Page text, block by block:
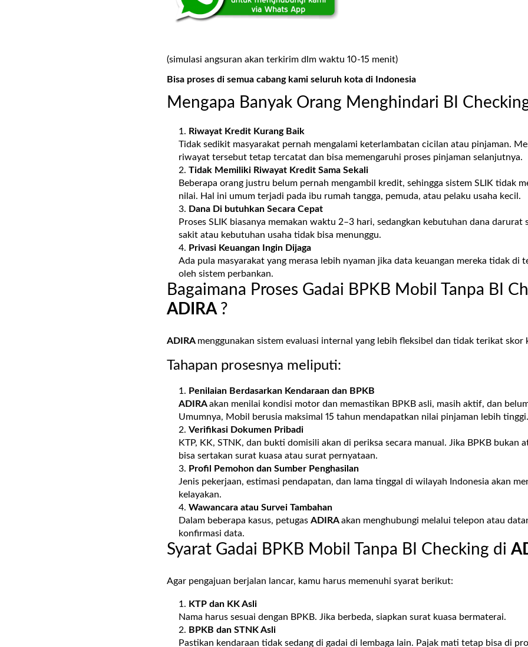
(simulasi angsuran akan terkirim dlm waktu 10-15 menit)
Bisa proses di semua cabang kami seluruh kota di Indonesia
Mengapa Banyak Orang Menghindari BI
Riwayat Kredit Kurang Baik
Tidak sedikit masyarakat pernah mengalami keterlambatan cicilan atau pinjaman.
riwayat tersebut tetap tercatat dan bisa memengaruhi proses pinjaman selanjutnya.
Tidak Memiliki Riwayat Kredit Sama Sekali
Beberapa orang justru belum pernah mengambil kredit, sehingga sistem SLIK tidak
nilai. Hal ini umum terjadi pada ibu rumah tangga, pemuda, atau pelaku usaha kecil.
Dana Di butuhkan Secara Cepat
Proses SLIK biasanya memakan waktu 2–3 hari, sedangkan kebutuhan dana darurat
sakit atau kebutuhan usaha tidak bisa menunggu.
Privasi Keuangan Ingin Dijaga
Ada pula masyarakat yang merasa lebih nyaman jika data keuangan mereka tidak di
oleh sistem perbankan.
Bagaimana Proses Gadai BPKB Mobil Tanpa BI
ADIRA ?
ADIRA menggunakan sistem evaluasi internal yang lebih fleksibel dan tidak terikat skor
Tahapan prosesnya meliputi:
Penilaian Berdasarkan Kendaraan dan BPKB
ADIRAakan menilai kondisi motor dan memastikan BPKB asli, masih aktif, dan
Umumnya, Mobil berusia maksimal 15 tahun mendapatkan nilai pinjaman lebih
Verifikasi Dokumen Pribadi
KTP, KK, STNK, dan bukti domisili akan di periksa secara manual. Jika BPKB bukan
bisa sertakan surat kuasa atau surat pernyataan.
Profil Pemohon dan Sumber Penghasilan
Jenis pekerjaan, estimasi pendapatan, dan lama tinggal di wilayah Indonesia akan
kelayakan.
Wawancara atau Survei Tambahan
Dalam beberapa kasus, petugasADIRAakan menghubungi melalui telepon atau
konfirmasi data.
Syarat Gadai BPKB Mobil Tanpa BI Checking di
Agar pengajuan berjalan lancar, kamu harus memenuhi syarat berikut:
KTP dan KK Asli
Nama harus sesuai dengan BPKB. Jika berbeda, siapkan surat kuasa bermaterai.
BPKB dan STNK Asli
Pastikan kendaraan tidak sedang di gadai di lembaga lain. Pajak mati tetap bisa di